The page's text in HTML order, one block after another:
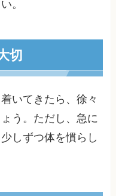
。
切
いてきたら、徐々
う。ただし、急に
しずつ体を慣らし